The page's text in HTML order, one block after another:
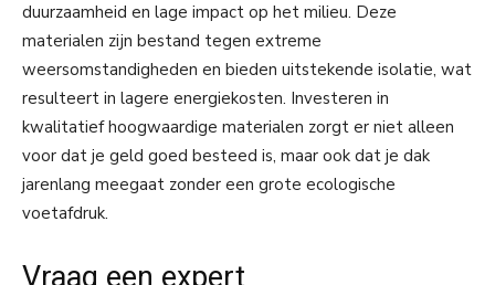
duurzaamheid en lage impact op het milieu. Deze
materialen zijn bestand tegen extreme
weersomstandigheden en bieden uitstekende isolatie, wat
resulteert in lagere energiekosten. Investeren in
kwalitatief hoogwaardige materialen zorgt er niet alleen
voor dat je geld goed besteed is, maar ook dat je dak
jarenlang meegaat zonder een grote ecologische
voetafdruk.
Vraag een expert